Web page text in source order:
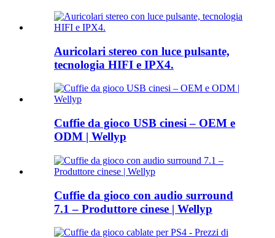
Auricolari stereo con luce pulsante,
tecnologia HIFI e IPX4.
Cuffie da gioco USB cinesi – OEM e
ODM | Wellyp
Cuffie da gioco con audio surround
7.1 – Produttore cinese | Wellyp